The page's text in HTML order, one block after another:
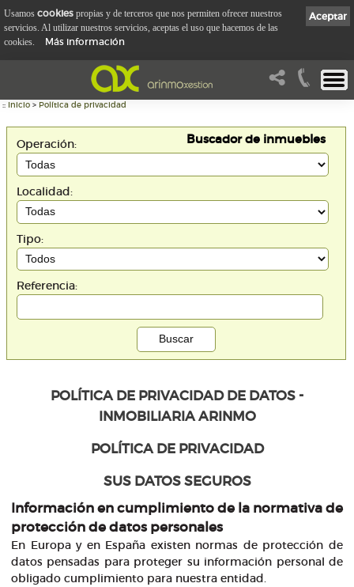
:: Inicio > Política de privacidad
Buscador de inmuebles
Operación:
Localidad:
Tipo:
Referencia:
POLÍTICA DE PRIVACIDAD DE DATOS -
INMOBILIARIA ARINMO
POLÍTICA DE PRIVACIDAD
SUS DATOS SEGUROS
Información en cumplimiento de la normativa de
protección de datos personales
En Europa y en España existen normas de protección de
datos pensadas para proteger su información personal de
obligado cumplimiento para nuestra entidad.
Aceptar
Usamos cookies propias y de terceros que nos permiten ofrecer nuestros
servicios. Al utilizar nuestros servicios, aceptas el uso que hacemos de las
cookies.
Más información